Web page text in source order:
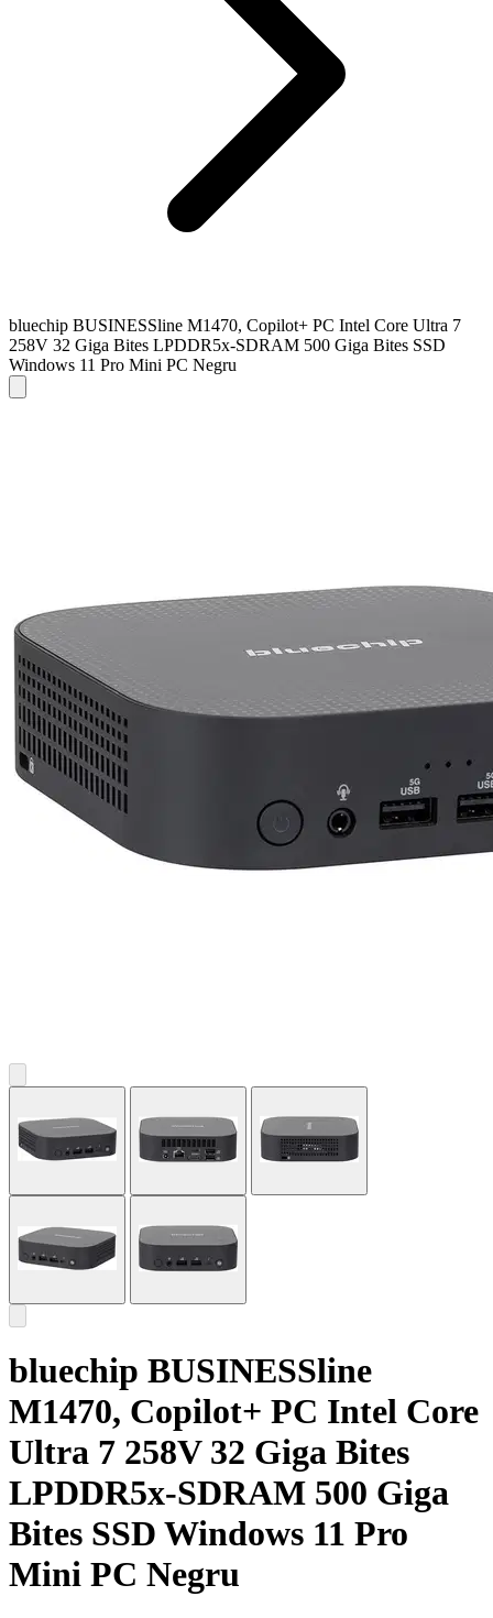
bluechip BUSINESSline M1470, Copilot+ PC Intel Core Ultra 7
258V 32 Giga Bites LPDDR5x-SDRAM 500 Giga Bites SSD
Windows 11 Pro Mini PC Negru
bluechip BUSINESSline
M1470, Copilot+ PC Intel Core
Ultra 7 258V 32 Giga Bites
LPDDR5x-SDRAM 500 Giga
Bites SSD Windows 11 Pro
Mini PC Negru